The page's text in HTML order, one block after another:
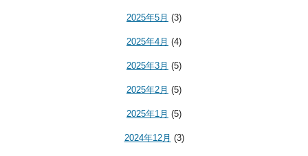
2025年5月 (3)
2025年4月 (4)
2025年3月 (5)
2025年2月 (5)
2025年1月 (5)
2024年12月 (3)